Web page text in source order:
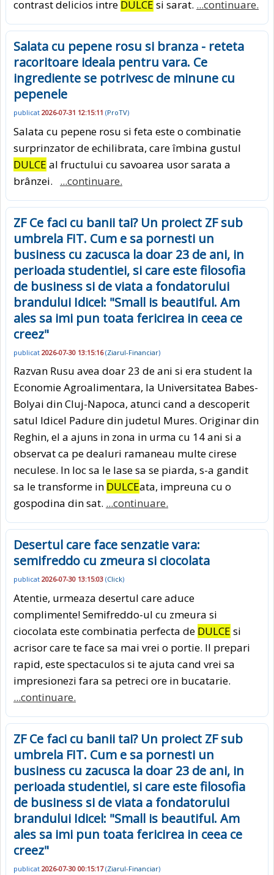
contrast delicios intre DULCE si sarat. ...continuare.
Salata cu pepene rosu si branza - reteta
racoritoare ideala pentru vara. Ce
ingrediente se potrivesc de minune cu
pepenele
publicat 2026-07-31 12:15:11 (ProTV)
Salata cu pepene rosu si feta este o combinatie
surprinzator de echilibrata, care îmbina gustul
DULCE al fructului cu savoarea usor sarata a
brânzei. ...continuare.
ZF Ce faci cu banii tai? Un proiect ZF sub
umbrela FIT. Cum e sa pornesti un
business cu zacusca la doar 23 de ani, in
perioada studentiei, si care este filosofia
de business si de viata a fondatorului
brandului Idicel: "Small is beautiful. Am
ales sa imi pun toata fericirea in ceea ce
creez"
publicat 2026-07-30 13:15:16(Ziarul-Financiar)
Razvan Rusu avea doar 23 de ani si era student la
Economie Agroalimentara, la Universitatea Babes-
Bolyai din Cluj-Napoca, atunci cand a descoperit
satul Idicel Padure din judetul Mures. Originar din
Reghin, el a ajuns in zona in urma cu 14 ani si a
observat ca pe dealuri ramaneau multe cirese
neculese. In loc sa le lase sa se piarda, s-a gandit
sa le transforme in DULCEata, impreuna cu o
gospodina din sat. ...continuare.
Desertul care face senzatie vara:
semifreddo cu zmeura si ciocolata
publicat 2026-07-30 13:15:03 (Click)
Atentie, urmeaza desertul care aduce
complimente! Semifreddo-ul cu zmeura si
ciocolata este combinatia perfecta de DULCE si
acrisor care te face sa mai vrei o portie. Il prepari
rapid, este spectaculos si te ajuta cand vrei sa
impresionezi fara sa petreci ore in bucatarie.
...continuare.
ZF Ce faci cu banii tai? Un proiect ZF sub
umbrela FIT. Cum e sa pornesti un
business cu zacusca la doar 23 de ani, in
perioada studentiei, si care este filosofia
de business si de viata a fondatorului
brandului Idicel: "Small is beautiful. Am
ales sa imi pun toata fericirea in ceea ce
creez"
publicat 2026-07-30 00:15:17(Ziarul-Financiar)